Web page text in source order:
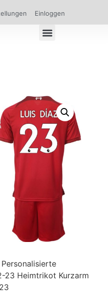
Einloggen
23 Heimtrikot Kurzarm